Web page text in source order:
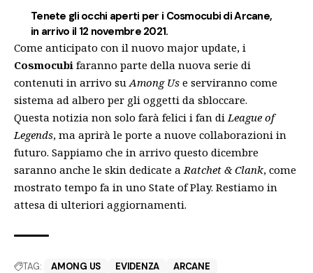
Tenete gli occhi aperti per i Cosmocubi di Arcane,
in arrivo il 12 novembre 2021.
Come anticipato con il nuovo major update, i
Cosmocubi faranno parte della nuova serie di
contenuti in arrivo su Among Us e serviranno come
sistema ad albero per gli oggetti da sbloccare.
Questa notizia non solo farà felici i fan di League of
Legends, ma aprirà le porte a nuove collaborazioni in
futuro. Sappiamo che in arrivo questo dicembre
saranno anche le skin dedicate a Ratchet & Clank, come
mostrato tempo fa in uno State of Play. Restiamo in
attesa di ulteriori aggiornamenti.
TAG: AMONG US EVIDENZA
ARCANE